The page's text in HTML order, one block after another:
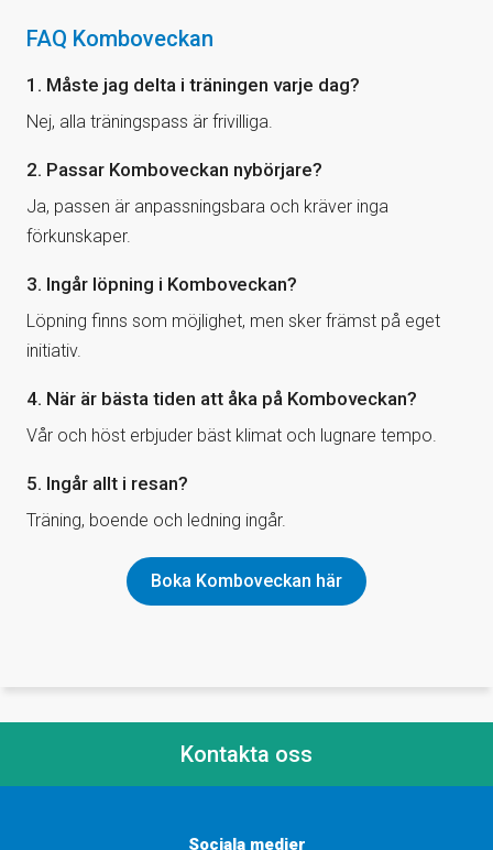
FAQ Komboveckan
1. Måste jag delta i träningen varje dag?
Nej, alla träningspass är frivilliga.
2. Passar Komboveckan nybörjare?
Ja, passen är anpassningsbara och kräver inga
förkunskaper.
3. Ingår löpning i Komboveckan?
Löpning finns som möjlighet, men sker främst på eget
initiativ.
4. När är bästa tiden att åka på Komboveckan?
Vår och höst erbjuder bäst klimat och lugnare tempo.
5. Ingår allt i resan?
Träning, boende och ledning ingår.
Boka Komboveckan här
Kontakta oss
Sociala medier